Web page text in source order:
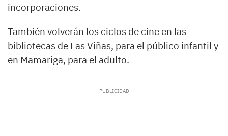
incorporaciones.
También volverán los ciclos de cine en las
bibliotecas de Las Viñas, para el público infantil y
en Mamariga, para el adulto.